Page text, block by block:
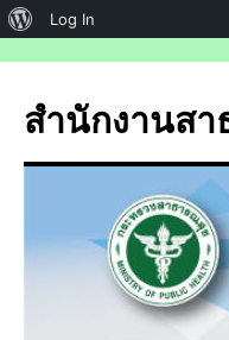
เกี่ยว
เพรส
Log In
ยัง
เนื้อหา
สำนักงานส